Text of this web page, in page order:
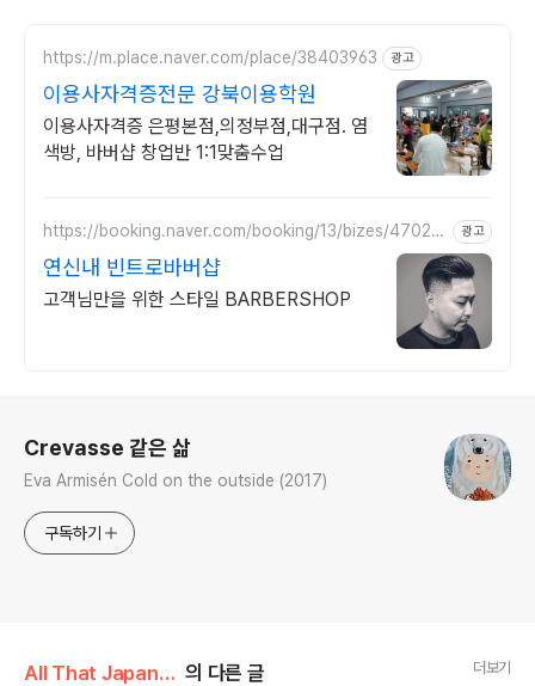
https://m.place.naver.com/place/38403963 광고
이용사자격증전문 강북이용학원
이용사자격증 은평본점,의정부점,대구점. 염
색방, 바버샵 창업반 1:1맞춤수업
https://booking.naver.com/booking/13/bizes/47023
광고
연신내 빈트로바버샵
고객님만을 위한 스타일 BARBERSHOP
Crevasse 같은 삶
Eva Armisén Cold on the outside (2017)
구독하기
All That Japan/Japan Movie 의 다른 글 더보기